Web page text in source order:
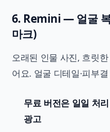
6. Remini — 얼굴
마크)
오래된 인물 사진, 흐릿
어요. 얼굴 디테일·피부
무료 버전은 일일 처
광고